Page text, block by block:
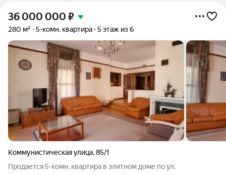
36 000 000 ₽
280 м² 5-комн. квартира 5 этаж из 6
Коммунистическая улица,85/1
Продается 5-комн. квартира в элитном доме по ул.